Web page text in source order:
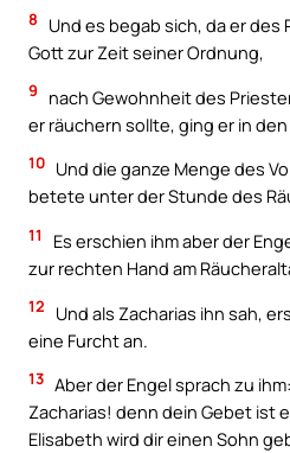
8
Und es begab sich, da er
Gott zur Zeit seiner Ordnung,
9
nach Gewohnheit des
er räuchern sollte, ging er in den
10 Und die ganze Menge des
betete unter der Stunde des
11
Es erschien ihm aber der
zur rechten Hand am
12
Und als Zacharias ihn sah,
eine Furcht an.
13 Aber der Engel sprach zu
Zacharias! denn dein Gebet ist
Elisabeth wird dir einen Sohn